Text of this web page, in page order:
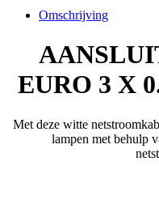
Omschrijving
EURO 3 X
Met deze witte
lampen met behulp